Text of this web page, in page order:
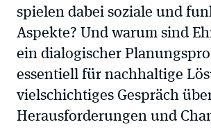
spielen dabei soziale und
Aspekte? Und warum sind
ein dialogischer
essentiell für nachhaltige
vielschichtiges Gespräch
Herausforderungen und